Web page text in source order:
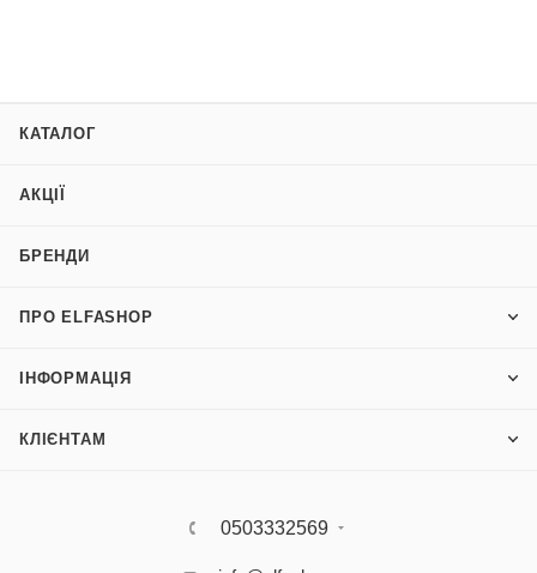
КАТАЛОГ
АКЦІЇ
БРЕНДИ
ПРО ELFASHOP
ІНФОРМАЦІЯ
КЛІЄНТАМ
0503332569